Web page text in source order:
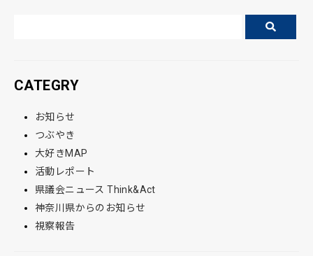
CATEGRY
お知らせ
つぶやき
大好きMAP
活動レポート
県議会ニュース Think&Act
神奈川県からのお知らせ
視察報告